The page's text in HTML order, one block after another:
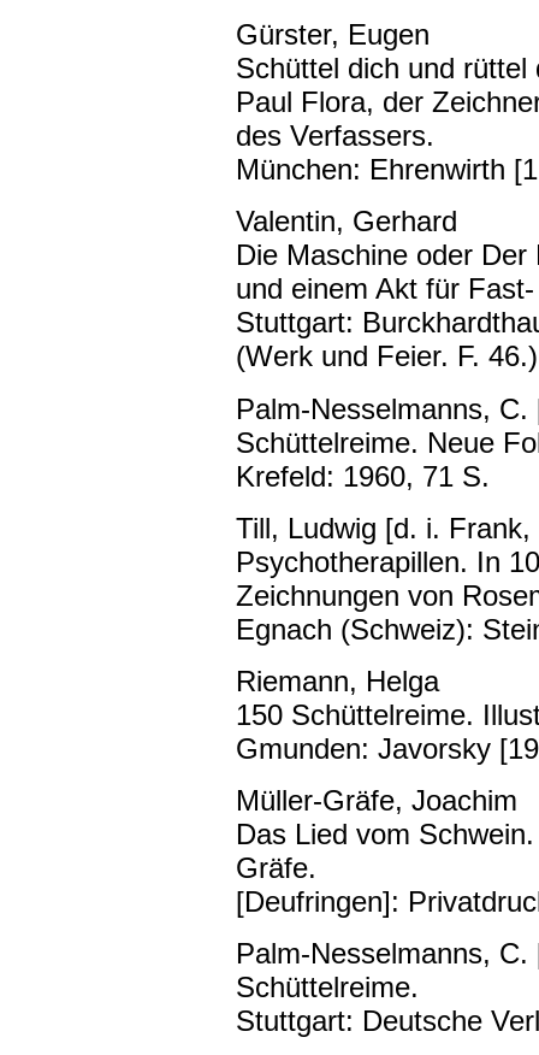
Gürster, Eugen
Schüttel dich und
Paul Flora, der
des Verfassers.
München: Ehrenwirth
Valentin, Gerhard
Die Maschine oder
und einem Akt für
Stuttgart:
(Werk und Feier. F. 46.)
Palm-Nesselmanns,
Schüttelreime. Neue
Krefeld: 1960, 71 S.
Till, Ludwig [d. i. Frank,
Psychotherapillen. In
Zeichnungen von
Egnach (Schweiz):
Riemann, Helga
150 Schüttelreime.
Gmunden: Javorsky
Müller-Gräfe, Joachim
Das Lied vom
Gräfe.
[Deufringen]:
Palm-Nesselmanns,
Schüttelreime.
Stuttgart: Deutsche